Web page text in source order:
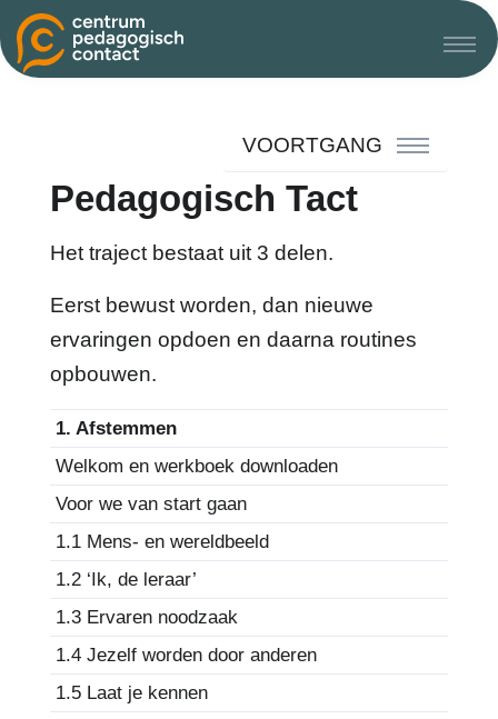
VOORTGANG
Pedagogisch Tact
Het traject bestaat uit 3 delen.
Eerst bewust worden, dan nieuwe
ervaringen opdoen en daarna routines
opbouwen.
1. Afstemmen
Welkom en werkboek downloaden
Voor we van start gaan
1.1 Mens- en wereldbeeld
1.2 ‘Ik, de leraar’
1.3 Ervaren noodzaak
1.4 Jezelf worden door anderen
1.5 Laat je kennen